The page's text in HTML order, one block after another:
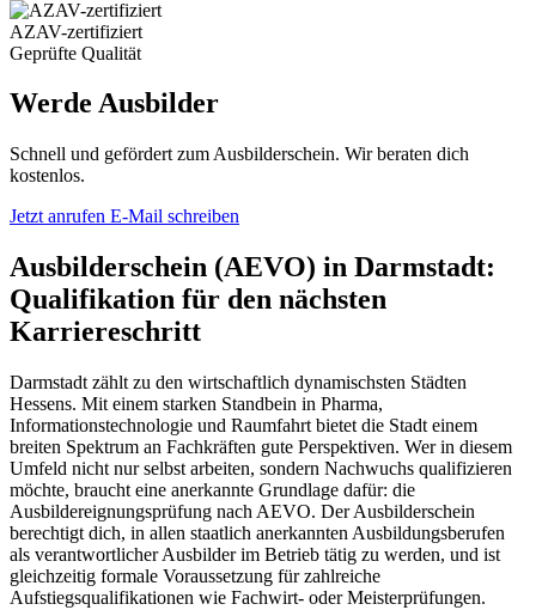
AZAV-zertifiziert
Geprüfte Qualität
Werde Ausbilder
Schnell und gefördert zum Ausbilderschein. Wir beraten dich
kostenlos.
Jetzt anrufen E-Mail schreiben
Ausbilderschein (AEVO) in Darmstadt:
Qualifikation für den nächsten
Karriereschritt
Darmstadt zählt zu den wirtschaftlich dynamischsten Städten
Hessens. Mit einem starken Standbein in Pharma,
Informationstechnologie und Raumfahrt bietet die Stadt einem
breiten Spektrum an Fachkräften gute Perspektiven. Wer in diesem
Umfeld nicht nur selbst arbeiten, sondern Nachwuchs qualifizieren
möchte, braucht eine anerkannte Grundlage dafür: die
Ausbildereignungsprüfung nach AEVO. Der Ausbilderschein
berechtigt dich, in allen staatlich anerkannten Ausbildungsberufen
als verantwortlicher Ausbilder im Betrieb tätig zu werden, und ist
gleichzeitig formale Voraussetzung für zahlreiche
Aufstiegsqualifikationen wie Fachwirt- oder Meisterprüfungen.